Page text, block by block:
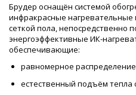
Брудер оснащён системой
инфракрасные
сеткой пола, непосредственно
энергоэффективные ИК-
обеспечивающие:
равномерное
естественный подъём тепла